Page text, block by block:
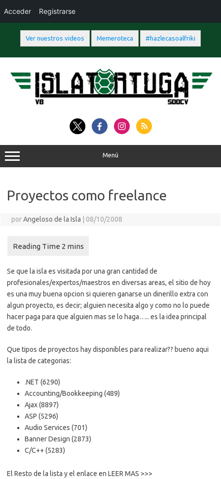
Ver nuestros videos Memeroteca #hazlecasoalfriki
contenido
Menú
Proyectos como freelance
porAngeloso de la Isla 08/10/2008
Se que la isla es visitada por una gran cantidad de
profesionales/expertos/maestros en diversas areas, el sitio de hoy
es una muy buena opcion si quieren ganarse un dinerillo extra con
algun proyecto, es decir; alguien necesita algo y como no lo puede
hacer paga para que alguien mas se lo haga….. es la idea principal
de todo.
Que tipos de proyectos hay disponibles para realizar?? bueno aqui
la lista de categorias:
.NET (6290)
Accounting/Bookkeeping (489)
Ajax (8897)
ASP (5296)
Audio Services (701)
Banner Design (2873)
C/C++ (5283)
El Resto de la lista y el enlace en LEER MAS >>>
Acceder Registrarse